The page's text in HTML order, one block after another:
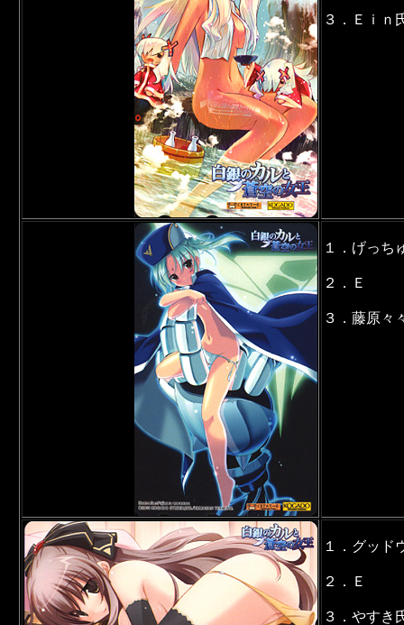
３．Ｅｉｎ
１．げっち
２．Ｅ
３．藤原々
１．グッド
２．Ｅ
３．やすき